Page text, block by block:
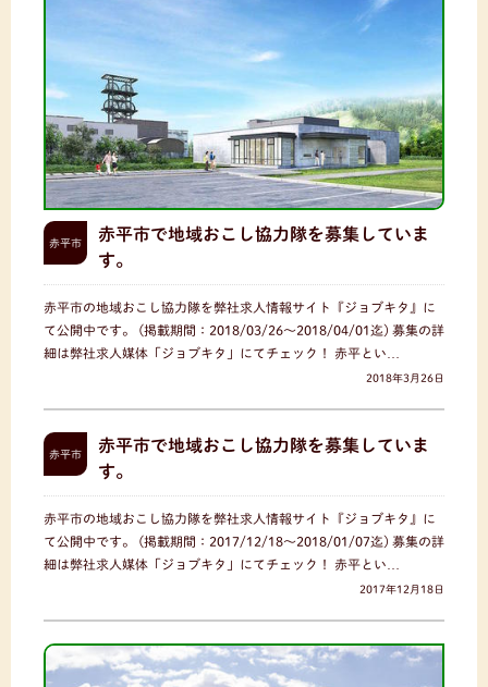
赤平市
赤平市で地域おこし協力隊を募集していま
す。
赤平市の地域おこし協力隊を弊社求人情報サイト『ジョブキタ』に
て公開中です。 (掲載期間：2018/03/26〜2018/04/01迄) 募集の詳
細は弊社求人媒体「ジョブキタ」にてチェック！ 赤平とい…
2018年3月26日
赤平市
赤平市で地域おこし協力隊を募集していま
す。
赤平市の地域おこし協力隊を弊社求人情報サイト『ジョブキタ』に
て公開中です。 (掲載期間：2017/12/18〜2018/01/07迄) 募集の詳
細は弊社求人媒体「ジョブキタ」にてチェック！ 赤平とい…
2017年12月18日